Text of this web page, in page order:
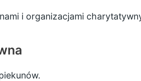
i organizacjami